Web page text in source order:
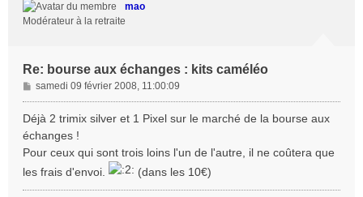
mao
Modérateur à la retraite
Re: bourse aux échanges : kits caméléo
M
e
s
s
g
e
samedi 09 février 2008, 11:00:09
Déjà 2 trimix silver et 1 Pixel sur le marché de la bourse aux
échanges !
Pour ceux qui sont trois loins l'un de l'autre, il ne coûtera que
les frais d'envoi.
(dans les 10€)